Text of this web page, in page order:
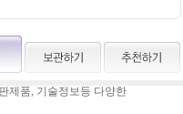
제품, 기술정보등 다양한